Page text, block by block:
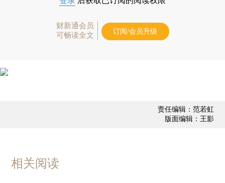
财新通会员
可畅读全文
订阅/会员升级
责任编辑：范若虹
版面编辑：王影
相关阅读